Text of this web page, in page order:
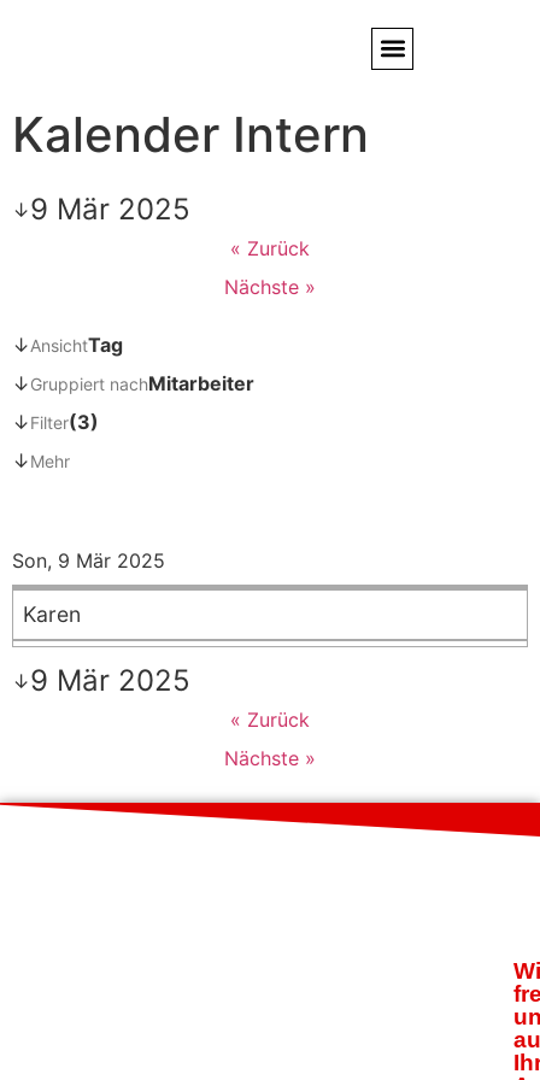
Kalender Intern
↓9 Mär 2025
« Zurück
Nächste »
↓AnsichtTag
↓Gruppiert nachMitarbeiter
↓Filter(3)
↓Mehr
Son, 9 Mär 2025
Karen
↓9 Mär 2025
« Zurück
Nächste »